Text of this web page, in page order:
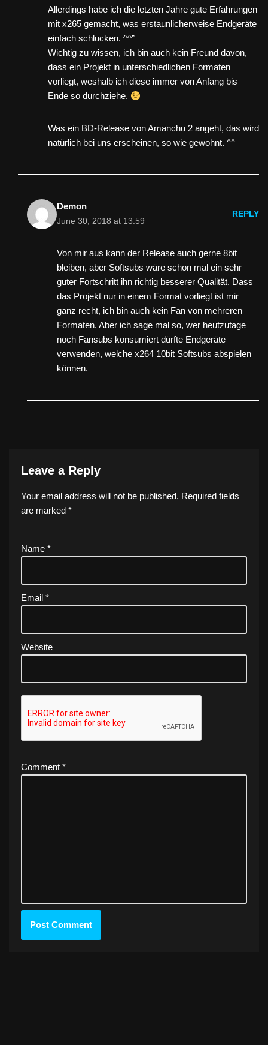
Allerdings habe ich die letzten Jahre gute Erfahrungen
mit x265 gemacht, was erstaunlicherweise Endgeräte
einfach schlucken. ^^”
Wichtig zu wissen, ich bin auch kein Freund davon,
dass ein Projekt in unterschiedlichen Formaten
vorliegt, weshalb ich diese immer von Anfang bis
Ende so durchziehe.
Was ein BD-Release von Amanchu 2 angeht, das wird
natürlich bei uns erscheinen, so wie gewohnt. ^^
Demon
June 30, 2018 at 13:59
REPLY
Von mir aus kann der Release auch gerne 8bit
bleiben, aber Softsubs wäre schon mal ein sehr
guter Fortschritt ihn richtig besserer Qualität. Dass
das Projekt nur in einem Format vorliegt ist mir
ganz recht, ich bin auch kein Fan von mehreren
Formaten. Aber ich sage mal so, wer heutzutage
noch Fansubs konsumiert dürfte Endgeräte
verwenden, welche x264 10bit Softsubs abspielen
können.
Leave a Reply
Your email address will not be published. Required fields
are marked *
Name *
Email *
Website
Comment *